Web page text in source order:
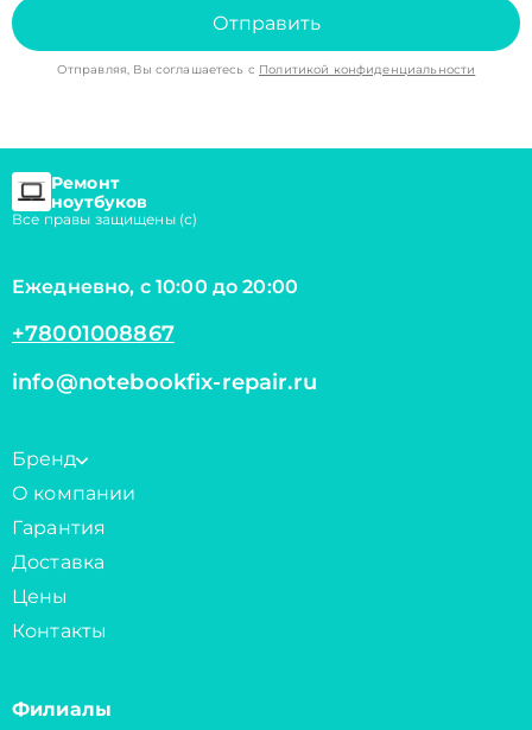
Отправить
Отправляя, Вы соглашаетесь с Политикой конфиденциальности
Ремонт
ноутбуков
Все правы защищены (с)
Ежедневно, с 10:00 до 20:00
+78001008867
info@notebookfix-repair.ru
Бренд
О компании
Гарантия
Доставка
Цены
Контакты
Филиалы